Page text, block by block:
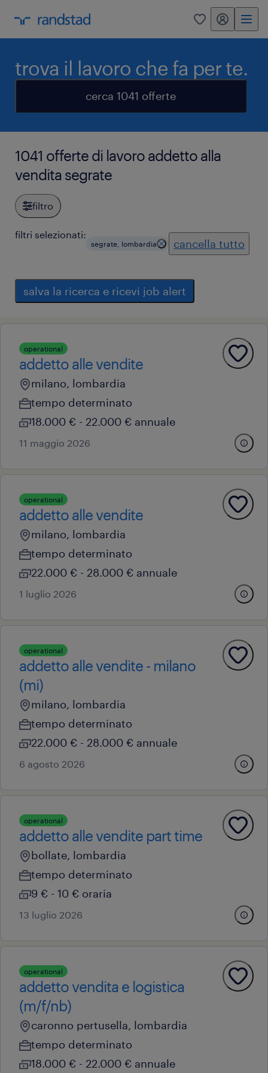
0 my randstad
trova il lavoro che fa per te.
cerca 1041 offerte
1041 offerte di lavoro addetto alla
vendita segrate
filtro
filtri selezionati:
segrate, lombardia cancella tutto
salva la ricerca e ricevi job alert
operational
addetto alle vendite
milano, lombardia
tempo determinato
18.000 € - 22.000 € annuale
11 maggio 2026
operational
addetto alle vendite
milano, lombardia
tempo determinato
22.000 € - 28.000 € annuale
1 luglio 2026
operational
addetto alle vendite - milano
(mi)
milano, lombardia
tempo determinato
22.000 € - 28.000 € annuale
6 agosto 2026
operational
addetto alle vendite part time
bollate, lombardia
tempo determinato
9 € - 10 € oraria
13 luglio 2026
operational
addetto vendita e logistica
(m/f/nb)
caronno pertusella, lombardia
tempo determinato
18.000 € - 22.000 € annuale